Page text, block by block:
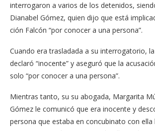
interrogaron a va­rios de los detenidos,
Dianabel Gómez, quien dijo que es­tá
ción Falcón “por conocer a una persona”.
Cuando era trasladada a su interrogatorio,
declaró “inocen­te” y aseguró que la
solo “por conocer a una persona”.
Mientras tanto, su su abogada, Margarita
Gó­mez le comunicó que era inocente y
persona que es­taba en concubinato con